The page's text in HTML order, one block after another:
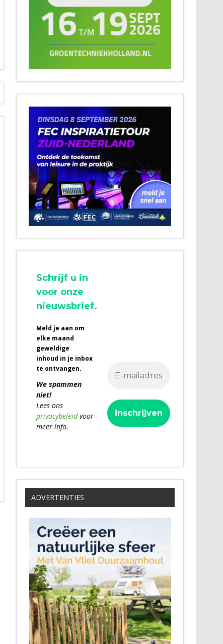
Schrijf u in
voor onze
nieuwsbrief.
Meld je aan om
elke maand
geweldige
inhoud in je inbox
te ontvangen.
We spammen
niet!
Lees ons
privacybeleidvoor
meer info.
ADVERTENTIES